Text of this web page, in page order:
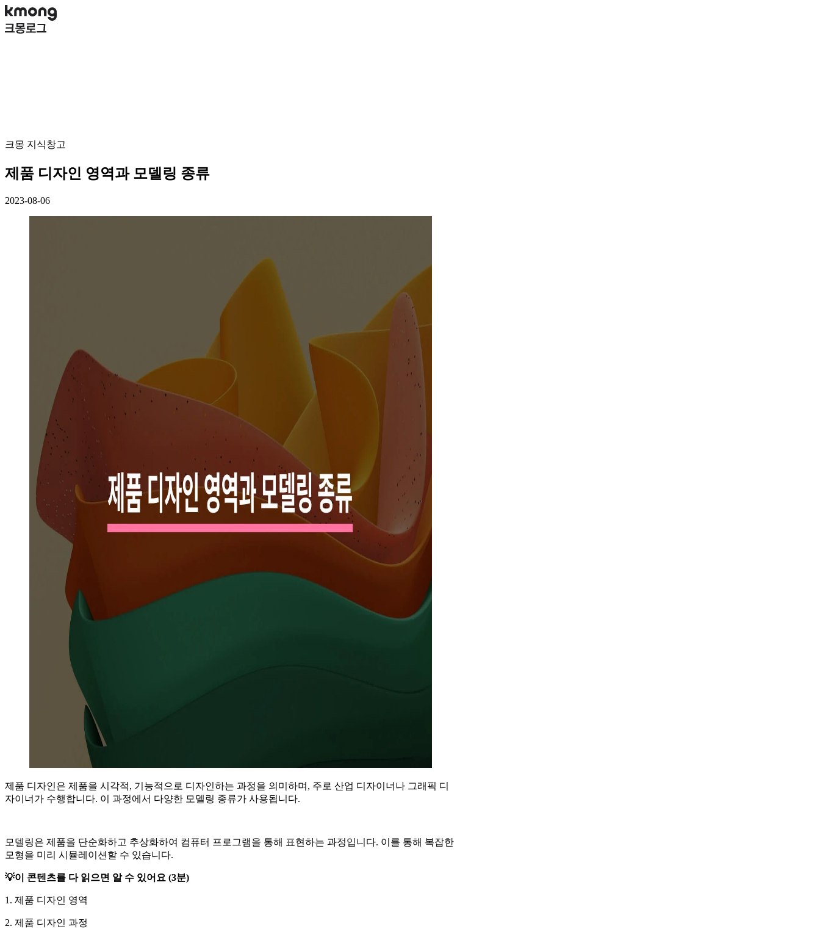
크몽 지식창고
제품 디자인 영역과 모델링 종류
2023-08-06
제품 디자인은 제품을 시각적, 기능적으로 디자인하는 과정을 의미하며, 주로 산업 디자이너나 그래픽 디
자이너가 수행합니다. 이 과정에서 다양한 모델링 종류가 사용됩니다.
모델링은 제품을 단순화하고 추상화하여 컴퓨터 프로그램을 통해 표현하는 과정입니다. 이를 통해 복잡한
모형을 미리 시뮬레이션할 수 있습니다.
💡이 콘텐츠를 다 읽으면 알 수 있어요 (3분)
1. 제품 디자인 영역
2. 제품 디자인 과정